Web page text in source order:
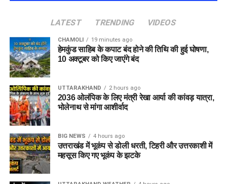
LATEST TRENDING VIDEOS
CHAMOLI 19 minutes ago
हेमकुंड साहिब के कपाट बंद होने की तिथि की हुई घोषणा,
10 अक्टूबर को किए जाएंंगे बंद
UTTARAKHAND 2 hours ago
2036 ओलंपिक के लिए मंत्री रेखा आर्या की कांवड़ यात्रा,
भोलेनाथ से मांगा आशीर्वाद
BIG NEWS 4 hours ago
उत्तराखंड में भूकंप से डोली धरती, टिहरी और उत्तरकाशी में
महसूस किए गए भूकंप के झटके